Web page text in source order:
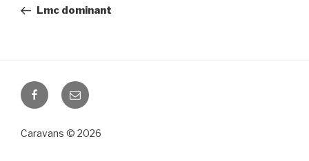
ziņa:Lmc dominant
FacebookEmail
Caravans © 2026